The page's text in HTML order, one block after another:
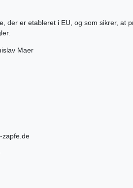
der er etableret i EU, og som sikrer, at
Maer
zapfe.de